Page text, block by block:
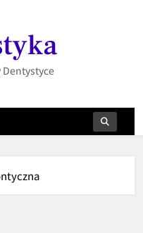
Dentystyce